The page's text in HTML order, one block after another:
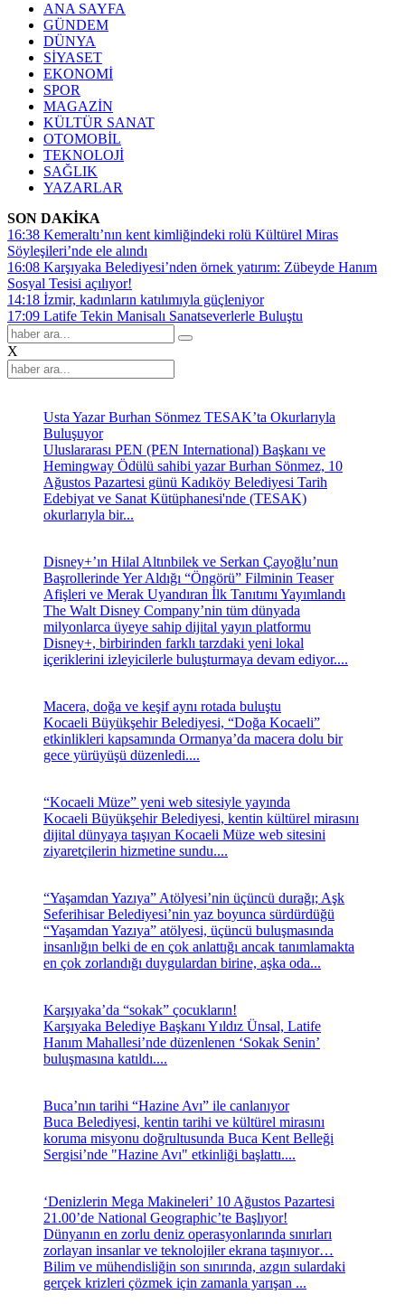
ANA SAYFA
GÜNDEM
DÜNYA
SİYASET
EKONOMİ
SPOR
MAGAZİN
KÜLTÜR SANAT
OTOMOBİL
TEKNOLOJİ
SAĞLIK
YAZARLAR
SON DAKİKA
16:38 Kemeraltı’nın kent kimliğindeki rolü Kültürel Miras
Söyleşileri’nde ele alındı
16:08 Karşıyaka Belediyesi’nden örnek yatırım: Zübeyde Hanım
Sosyal Tesisi açılıyor!
14:18 İzmir, kadınların katılımıyla güçleniyor
17:09 Latife Tekin Manisalı Sanatseverlerle Buluştu
X
Usta Yazar Burhan Sönmez TESAK’ta Okurlarıyla
Buluşuyor
Uluslararası PEN (PEN International) Başkanı ve
Hemingway Ödülü sahibi yazar Burhan Sönmez, 10
Ağustos Pazartesi günü Kadıköy Belediyesi Tarih
Edebiyat ve Sanat Kütüphanesi'nde (TESAK)
okurlarıyla bir...
Disney+’ın Hilal Altınbilek ve Serkan Çayoğlu’nun
Başrollerinde Yer Aldığı “Öngörü” Filminin Teaser
Afişleri ve Merak Uyandıran İlk Tanıtımı Yayımlandı
The Walt Disney Company’nin tüm dünyada
milyonlarca üyeye sahip dijital yayın platformu
Disney+, birbirinden farklı tarzdaki yeni lokal
içeriklerini izleyicilerle buluşturmaya devam ediyor....
Macera, doğa ve keşif aynı rotada buluştu
Kocaeli Büyükşehir Belediyesi, “Doğa Kocaeli”
etkinlikleri kapsamında Ormanya’da macera dolu bir
gece yürüyüşü düzenledi....
“Kocaeli Müze” yeni web sitesiyle yayında
Kocaeli Büyükşehir Belediyesi, kentin kültürel mirasını
dijital dünyaya taşıyan Kocaeli Müze web sitesini
ziyaretçilerin hizmetine sundu....
“Yaşamdan Yazıya” Atölyesi’nin üçüncü durağı; Aşk
Seferihisar Belediyesi’nin yaz boyunca sürdürdüğü
“Yaşamdan Yazıya” atölyesi, üçüncü buluşmasında
insanlığın belki de en çok anlattığı ancak tanımlamakta
en çok zorlandığı duygulardan birine, aşka oda...
Karşıyaka’da “sokak” çocukların!
Karşıyaka Belediye Başkanı Yıldız Ünsal, Latife
Hanım Mahallesi’nde düzenlenen ‘Sokak Senin’
buluşmasına katıldı....
Buca’nın tarihi “Hazine Avı” ile canlanıyor
Buca Belediyesi, kentin tarihi ve kültürel mirasını
koruma misyonu doğrultusunda Buca Kent Belleği
Sergisi’nde "Hazine Avı" etkinliği başlattı....
‘Denizlerin Mega Makineleri’ 10 Ağustos Pazartesi
21.00’de National Geographic’te Başlıyor!
Dünyanın en zorlu deniz operasyonlarında sınırları
zorlayan insanlar ve teknolojiler ekrana taşınıyor…
Bilim ve mühendisliğin son sınırında, azgın sulardaki
gerçek krizleri çözmek için zamanla yarışan ...